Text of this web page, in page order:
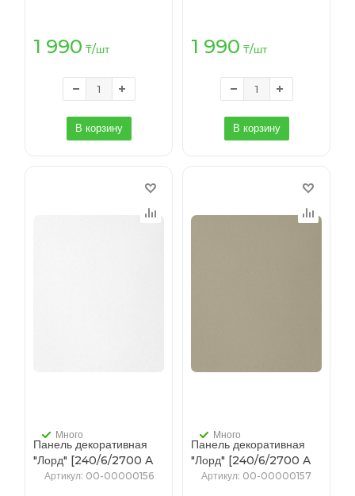
1 990 ₸/шт
В корзину
1 990 ₸/шт
В корзину
Панель декоративная
"Лорд" [240/6/2700 A
ПВХ Лофт белый] 2.7 м.
Много
Артикул: 00-00000156
Панель декоративная
"Лорд" [240/6/2700 A
ПВХ Лофт мокко] 2.7 м.
Много
Артикул: 00-00000157